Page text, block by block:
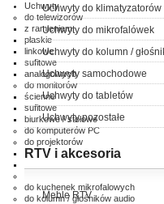
Uchwyty
do telewizorów
z ramieniem
płaskie
linkowe
sufitowe
analogowych
do monitorów
ścienne
sufitowe
biurkowe / stołowe
do komputerów PC
do projektorów
ścienne
do kuchenek mikrofalowych
do kolumn / głośników audio
Uchwyty do klimatyzatorów
Uchwyty do mikrofalówek
Uchwyty do kolumn /
Uchwyty samochodowe
Uchwyty do tabletów
Uchwyty pozostałe
RTV i akcesoria
Meble RTV